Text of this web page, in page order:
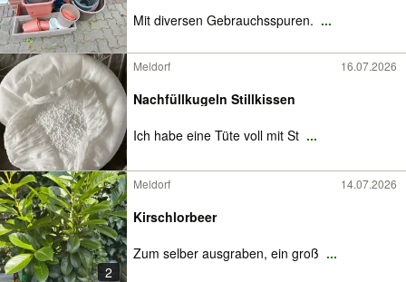
Mit diversen Gebrauchsspuren. ...
Meldorf 16.07.2026
Nachfüllkugeln Stillkissen
Ich habe eine Tüte voll mit St ...
2
Meldorf 14.07.2026
Kirschlorbeer
Zum selber ausgraben, ein groß ...